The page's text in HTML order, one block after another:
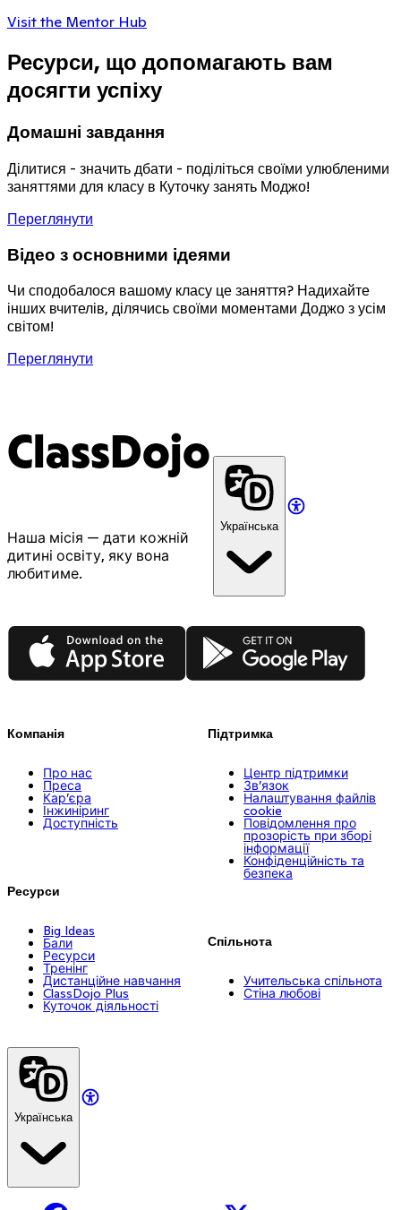
Visit the Mentor Hub
Ресурси, що допомагають вам
досягти успіху
Домашні завдання
Ділитися - значить дбати - поділіться своїми улюбленими
заняттями для класу в Куточку занять Моджо!
Переглянути
Відео з основними ідеями
Чи сподобалося вашому класу це заняття? Надихайте
інших вчителів, ділячись своїми моментами Доджо з усім
світом!
Переглянути
ClassDojo
Наша місія — дати кожній
дитині освіту, яку вона
любитиме.
Українська
App Store Google Play
Компанія
Про нас
Преса
Кар’єра
Інжиніринг
Доступність
Ресурси
Big Ideas
Бали
Ресурси
Тренінг
Дистанційне навчання
ClassDojo Plus
Куточок діяльності
Підтримка
Центр підтримки
Зв’язок
Налаштування файлів
cookie
Повідомлення про
прозорість при зборі
інформації
Конфіденційність та
безпека
Спільнота
Учительська спільнота
Стіна любові
Українська